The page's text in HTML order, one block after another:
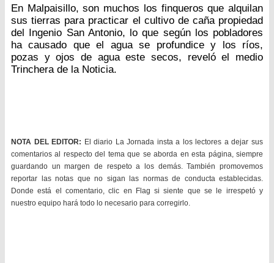
En Malpaisillo, son muchos los finqueros que alquilan
sus tierras para practicar el cultivo de caña propiedad
del Ingenio San Antonio, lo que según los pobladores
ha causado que el agua se profundice y los ríos,
pozas y ojos de agua este secos, reveló el medio
Trinchera de la Noticia.
NOTA DEL EDITOR: El diario La Jornada insta a los lectores a dejar sus
comentarios al respecto del tema que se aborda en esta página, siempre
guardando un margen de respeto a los demás. También promovemos
reportar las notas que no sigan las normas de conducta establecidas.
Donde está el comentario, clic en Flag si siente que se le irrespetó y
nuestro equipo hará todo lo necesario para corregirlo.